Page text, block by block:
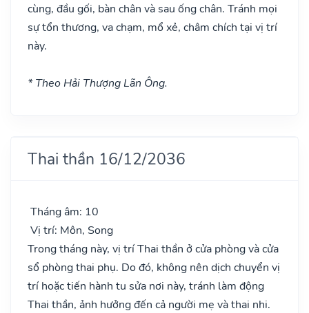
cùng, đầu gối, bàn chân và sau ống chân. Tránh mọi
sự tổn thương, va chạm, mổ xẻ, châm chích tại vị trí
này.
* Theo Hải Thượng Lãn Ông.
Thai thần 16/12/2036
Tháng âm: 10
Vị trí: Môn, Song
Trong tháng này, vị trí Thai thần ở cửa phòng và cửa
sổ phòng thai phụ. Do đó, không nên dịch chuyển vị
trí hoặc tiến hành tu sửa nơi này, tránh làm động
Thai thần, ảnh hưởng đến cả người mẹ và thai nhi.